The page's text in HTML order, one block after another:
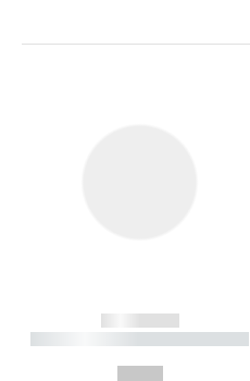
------------
----------- ----------- ----------